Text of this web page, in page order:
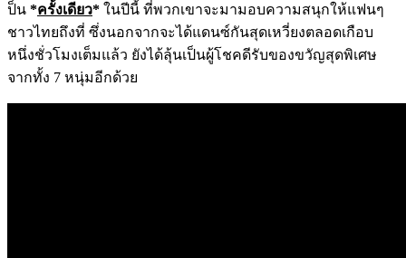
ป็น *ครั้งเดียว* ในปีนี้ ที่พวกเขาจะมามอบความสนุกให้แฟนๆ
ชาวไทยถึงที่ ซึ่งนอกจากจะได้แดนซ์กันสุดเหวี่ยงตลอดเกือบ
หนึ่งชั่วโมงเต็มแล้ว ยังได้ลุ้นเป็นผู้โชคดีรับของขวัญสุดพิเศษ
จากทั้ง 7 หนุ่มอีกด้วย